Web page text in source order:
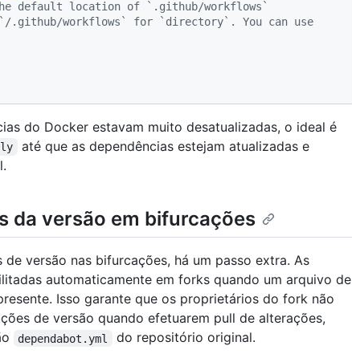
default location of `.github/workflows`
.github/workflows` for `directory`. You can use
do Docker estavam muito desatualizadas, o ideal é
até que as dependências estejam atualizadas e
da versão em bifurcações
versão nas bifurcações, há um passo extra. As
automaticamente em forks quando um arquivo de
Isso garante que os proprietários do fork não
de versão quando efetuarem pull de alterações,
dependabot.yml
do repositório original.